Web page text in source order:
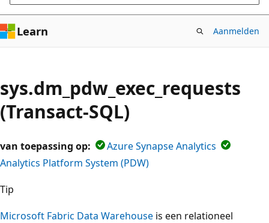
Learn Aanmelden
sys.dm_pdw_exec_requests
(Transact-SQL)
van toepassing op:
Azure Synapse Analytics
Analytics Platform System (PDW)
Tip
Microsoft Fabric Data Warehouse is een relationeel